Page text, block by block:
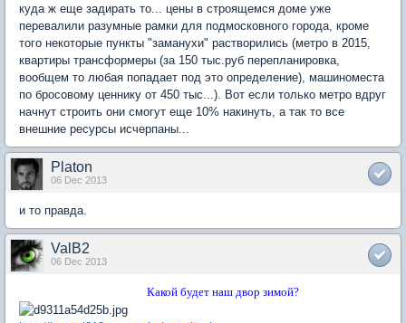
куда ж еще задирать то... цены в строящемся доме уже
перевалили разумные рамки для подмосковного города, кроме
того некоторые пункты "заманухи" растворились (метро в 2015,
квартиры трансформеры (за 150 тыс.руб перепланировка,
вообщем то любая попадает под это определение), машиноместа
по бросовому ценнику от 450 тыс...). Вот если только метро вдруг
начнут строить они смогут еще 10% накинуть, а так то все
внешние ресурсы исчерпаны...
Platon
06 Dec 2013
и то правда.
ValB2
06 Dec 2013
Какой будет наш двор зимой?